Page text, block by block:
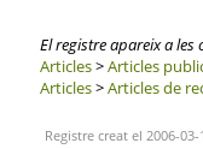
El registre apareix a les
Articles>Articles
Articles>Articles de
Registre creat el 2006-